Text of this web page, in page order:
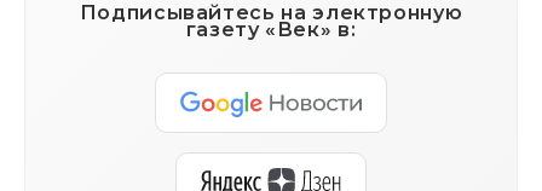
Подписывайтесь на электронную
газету «Век» в: